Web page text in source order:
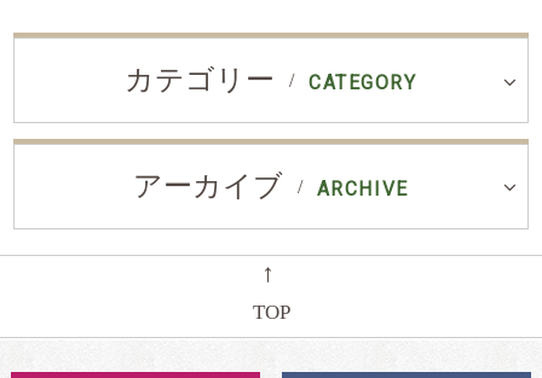
カテゴリー CATEGORY
アーカイブ ARCHIVE
←
TOP